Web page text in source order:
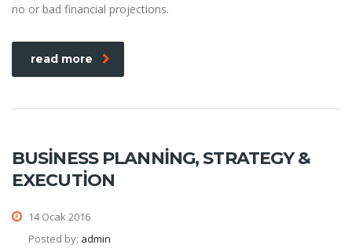
no or bad financial projections.
read more
BUSINESS PLANNING, STRATEGY &
EXECUTION
14 Ocak 2016
Posted by: admin